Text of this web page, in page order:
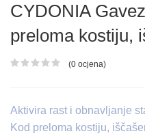
CYDONIA
preloma kostiju,
Ocjena proizvoda
(0 ocjena)
Aktivira rast i obnavljanje
Kod preloma kostiju,